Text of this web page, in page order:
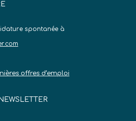
spontanée à
offres d’emploi